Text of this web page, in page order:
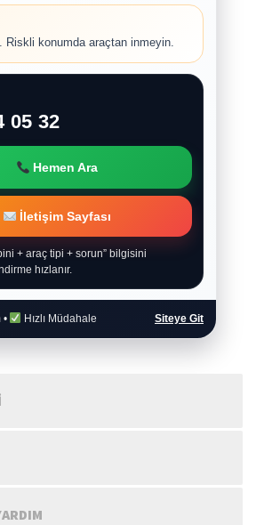
Riskli konumda araçtan inmeyin.
05 32
Hemen Ara
İletişim Sayfası
+ araç tipi + sorun” bilgisini
hızlanır.
Hızlı Müdahale Siteye Git